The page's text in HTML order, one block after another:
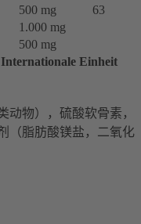
500 mg
63
1.000 mg
500 mg
Einheit
动物），硫酸软骨素，
（脂肪酸镁盐，二氧化